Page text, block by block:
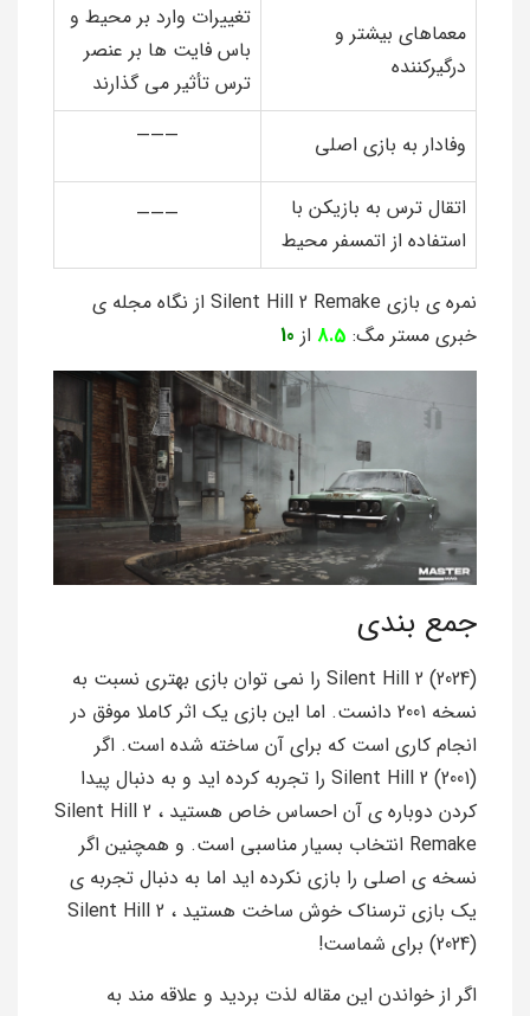
معماهای بیشتر و
درگیرکننده
تغییرات وارد بر محیط و
باس فایت ها بر عنصر
ترس تأثیر می گذارند
وفادار به بازی اصلی ———
اتقال ترس به بازیکن با
استفاده از اتمسفر محیط
———
نمره ی بازی Silent Hill 2 Remake از نگاه مجله ی
خبری مستر مگ: 8.5 از 10
جمع بندی
Silent Hill 2 (2024) را نمی توان بازی بهتری نسبت به
نسخه 2001 دانست. اما این بازی یک اثر کاملا موفق در
انجام کاری است که برای آن ساخته شده است. اگر
Silent Hill 2 (2001) را تجربه کرده اید و به دنبال پیدا
کردن دوباره ی آن احساس خاص هستید ، Silent Hill 2
Remake انتخاب بسیار مناسبی است. و همچنین اگر
نسخه ی اصلی را بازی نکرده اید اما به دنبال تجربه ی
یک بازی ترسناک خوش ساخت هستید ، Silent Hill 2
(2024) برای شماست!
اگر از خواندن این مقاله لذت بردید و علاقه مند به